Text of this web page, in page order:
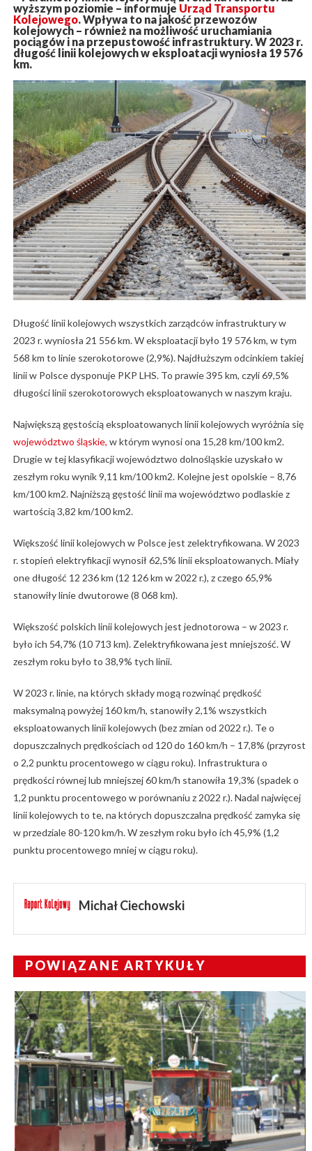
wyższym poziomie – informuje Urząd Transportu
Kolejowego. Wpływa to na jakość przewozów
kolejowych – również na możliwość uruchamiania
pociągów i na przepustowość infrastruktury. W 2023 r.
długość linii kolejowych w eksploatacji wyniosła 19 576
km.
Długość linii kolejowych wszystkich zarządców infrastruktury w
2023 r. wyniosła 21 556 km. W eksploatacji było 19 576 km, w tym
568 km to linie szerokotorowe (2,9%). Najdłuższym odcinkiem takiej
linii w Polsce dysponuje PKP LHS. To prawie 395 km, czyli 69,5%
długości linii szerokotorowych eksploatowanych w naszym kraju.
Największą gęstością eksploatowanych linii kolejowych wyróżnia się
województwo śląskie, w którym wynosi ona 15,28 km/100 km2.
Drugie w tej klasyfikacji województwo dolnośląskie uzyskało w
zeszłym roku wynik 9,11 km/100 km2. Kolejne jest opolskie – 8,76
km/100 km2. Najniższą gęstość linii ma województwo podlaskie z
wartością 3,82 km/100 km2.
Większość linii kolejowych w Polsce jest zelektryfikowana. W 2023
r. stopień elektryfikacji wynosił 62,5% linii eksploatowanych. Miały
one długość 12 236 km (12 126 km w 2022 r.), z czego 65,9%
stanowiły linie dwutorowe (8 068 km).
Większość polskich linii kolejowych jest jednotorowa – w 2023 r.
było ich 54,7% (10 713 km). Zelektryfikowana jest mniejszość. W
zeszłym roku było to 38,9% tych linii.
W 2023 r. linie, na których składy mogą rozwinąć prędkość
maksymalną powyżej 160 km/h, stanowiły 2,1% wszystkich
eksploatowanych linii kolejowych (bez zmian od 2022 r.). Te o
dopuszczalnych prędkościach od 120 do 160 km/h – 17,8% (przyrost
o 2,2 punktu procentowego w ciągu roku). Infrastruktura o
prędkości równej lub mniejszej 60 km/h stanowiła 19,3% (spadek o
1,2 punktu procentowego w porównaniu z 2022 r.). Nadal najwięcej
linii kolejowych to te, na których dopuszczalna prędkość zamyka się
w przedziale 80-120 km/h. W zeszłym roku było ich 45,9% (1,2
punktu procentowego mniej w ciągu roku).
Michał Ciechowski
POWIĄZANE ARTYKUŁY